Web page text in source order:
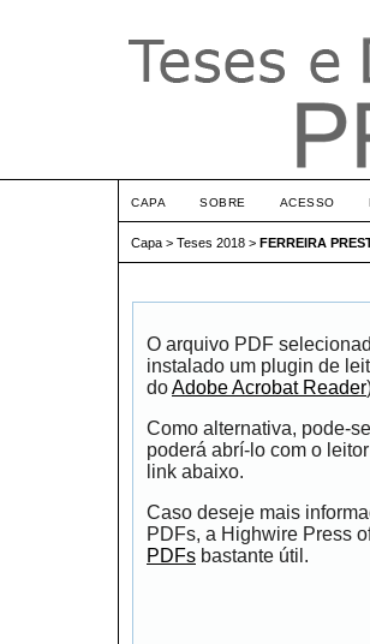
CAPA SOBRE ACESSO
Capa > Teses 2018 > FERREIRA
O arquivo PDF
instalado um plugin de
doAdobe Acrobat Reader
Como alternativa, pode-
poderá abrí-lo com o
link abaixo.
Caso deseje mais
PDFs, a Highwire Press
PDFs bastante útil.